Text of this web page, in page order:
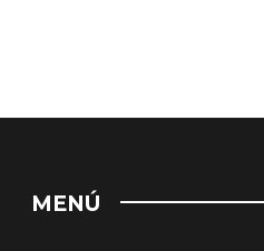
MENÚ